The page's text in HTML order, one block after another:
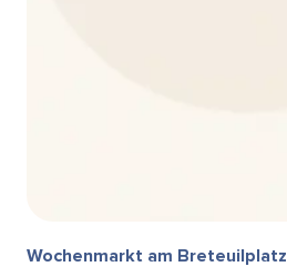
Wochenmarkt am Breteuilplatz